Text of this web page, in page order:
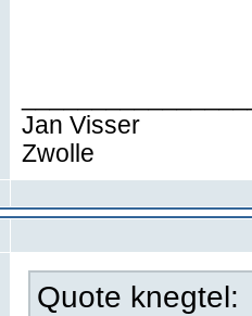
Jan Visser
Zwolle
Quote knegtel: